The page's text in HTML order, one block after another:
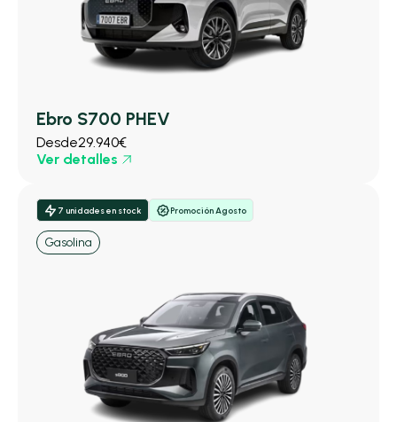
Ebro S700 PHEV
Desde29.940€
Ver detalles
7 unidades en stock Promoción Agosto
Gasolina